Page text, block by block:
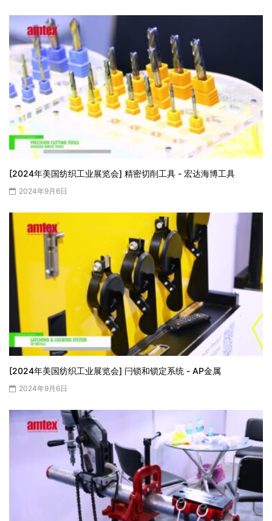
[2024年美国纺织工业展览会] 精密切削工具 - 宏达海博工具
2024年9月6日
[2024年美国纺织工业展览会] 闩锁和锁定系统 - AP金属
2024年9月6日